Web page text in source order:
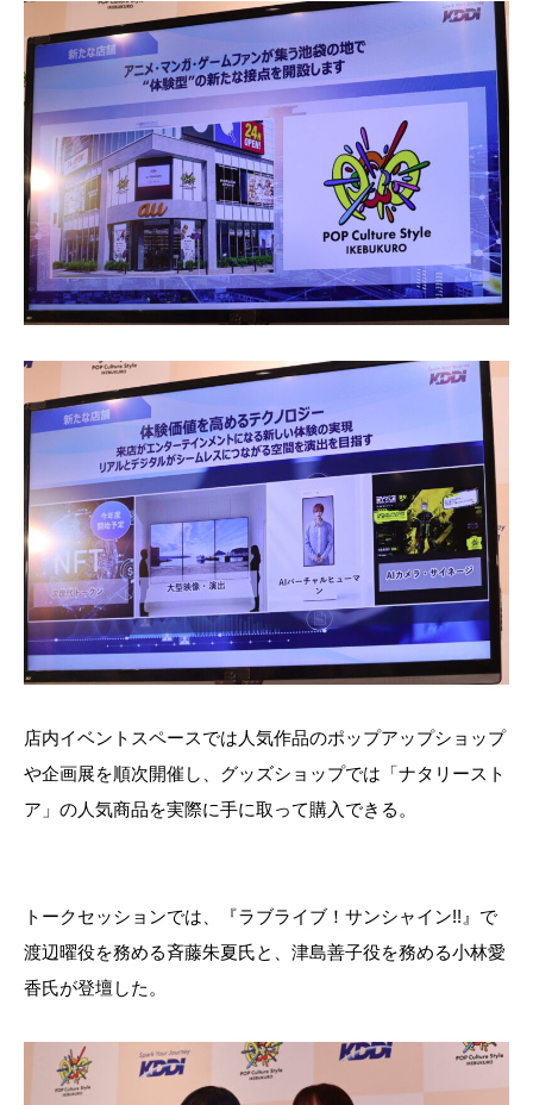
店内イベントスペースでは人気作品のポップアップショップ
や企画展を順次開催し、グッズショップでは「ナタリースト
ア」の人気商品を実際に手に取って購入できる。
トークセッションでは、『ラブライブ！サンシャイン!!』で
渡辺曜役を務める斉藤朱夏氏と、津島善子役を務める小林愛
香氏が登壇した。